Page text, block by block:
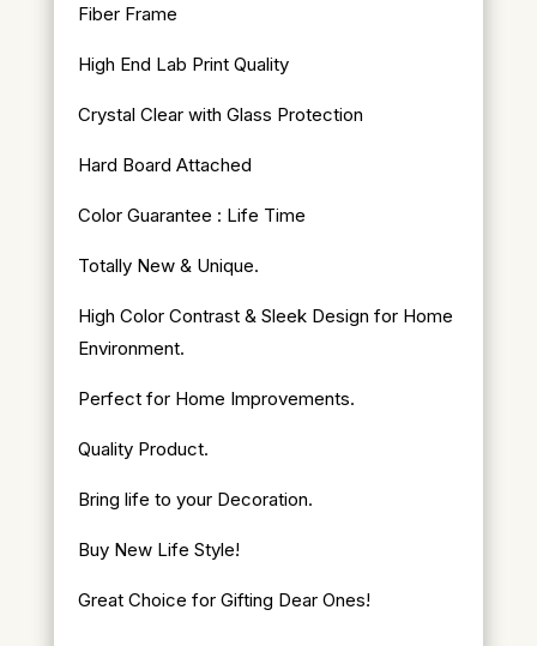
Fiber Frame
High End Lab Print Quality
Crystal Clear with Glass Protection
Hard Board Attached
Color Guarantee : Life Time
Totally New & Unique.
High Color Contrast & Sleek Design for Home
Environment.
Perfect for Home Improvements.
Quality Product.
Bring life to your Decoration.
Buy New Life Style!
Great Choice for Gifting Dear Ones!